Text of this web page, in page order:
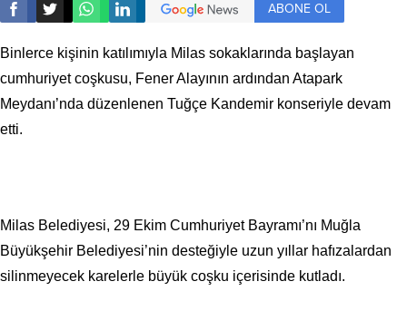
ABONE OL
Binlerce kişinin katılımıyla Milas sokaklarında başlayan
cumhuriyet coşkusu, Fener Alayının ardından Atapark
Meydanı’nda düzenlenen Tuğçe Kandemir konseriyle devam
etti.
Milas Belediyesi, 29 Ekim Cumhuriyet Bayramı’nı Muğla
Büyükşehir Belediyesi’nin desteğiyle uzun yıllar hafızalardan
silinmeyecek karelerle büyük coşku içerisinde kutladı.